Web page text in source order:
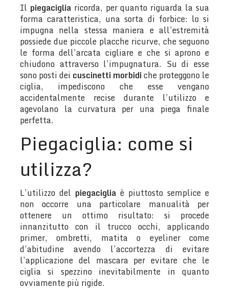
Il piegacigliaricorda, per quanto riguarda la sua
forma caratteristica, una sorta di forbice: lo si
impugna nella stessa maniera e all’estremità
possiede due piccole placche ricurve, che seguono
le forma dell’arcata cigliare e che si aprono e
chiudono attraverso l’impugnatura. Su di esse
sono posti dei cuscinetti morbidiche proteggono le
ciglia, impediscono che esse vengano
accidentalmente recise durante l’utilizzo e
agevolano la curvatura per una piega finale
perfetta.
Piegaciglia: come si
utilizza?
L’utilizzo del piegacigliaè piuttosto semplice e
non occorre una particolare manualità per
ottenere un ottimo risultato: si procede
innanzitutto con il trucco occhi, applicando
primer, ombretti, matita o eyeliner come
d’abitudine avendo l’accortezza di evitare
l’applicazione del mascara per evitare che le
ciglia si spezzino inevitabilmente in quanto
ovviamente più rigide.